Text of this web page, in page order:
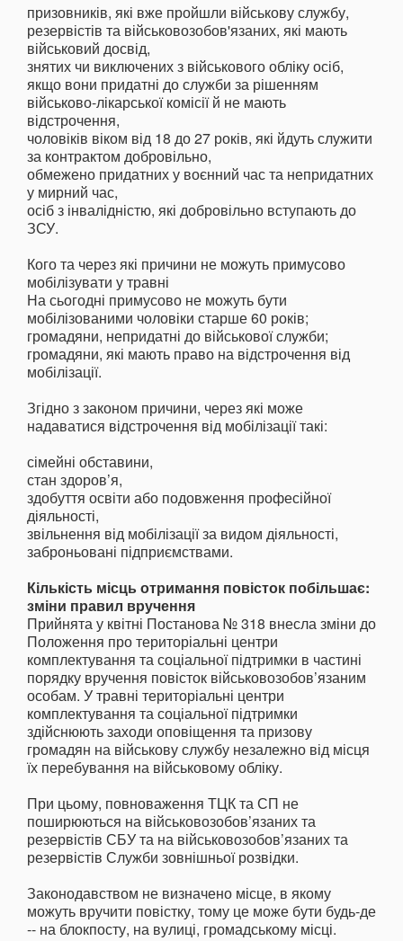
призовників, які вже пройшли військову службу,
резервістів та військовозобов'язаних, які мають
військовий досвід,
знятих чи виключених з військового обліку осіб,
якщо вони придатні до служби за рішенням
військово-лікарської комісії й не мають
відстрочення,
чоловіків віком від 18 до 27 років, які йдуть служити
за контрактом добровільно,
обмежено придатних у воєнний час та непридатних
у мирний час,
осіб з інвалідністю, які добровільно вступають до
ЗСУ.
Кого та через які причини не можуть примусово
мобілізувати у травні
На сьогодні примусово не можуть бути
мобілізованими чоловіки старше 60 років;
громадяни, непридатні до військової служби;
громадяни, які мають право на відстрочення від
мобілізації.
Згідно з законом причини, через які може
надаватися відстрочення від мобілізації такі:
сімейні обставини,
стан здоров’я,
здобуття освіти або подовження професійної
діяльності,
звільнення від мобілізації за видом діяльності,
заброньовані підприємствами.
Кількість місць отримання повісток побільшає:
зміни правил вручення
Прийнята у квітні Постанова № 318 внесла зміни до
Положення про територіальні центри
комплектування та соціальної підтримки в частині
порядку вручення повісток військовозобов’язаним
особам. У травні територіальні центри
комплектування та соціальної підтримки
здійснюють заходи оповіщення та призову
громадян на військову службу незалежно від місця
їх перебування на військовому обліку.
При цьому, повноваження ТЦК та СП не
поширюються на військовозобов’язаних та
резервістів СБУ та на військовозобов’язаних та
резервістів Служби зовнішньої розвідки.
Законодавством не визначено місце, в якому
можуть вручити повістку, тому це може бути будь-де
-- на блокпосту, на вулиці, громадському місці.